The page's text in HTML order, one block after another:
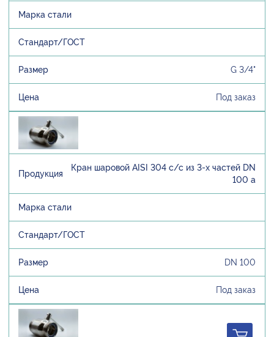
G 3/4"
Под заказ
Кран шаровой AISI 304 с/с из 3-х частей DN
100 а
DN 100
Под заказ